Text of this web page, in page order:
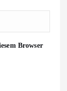
Browser